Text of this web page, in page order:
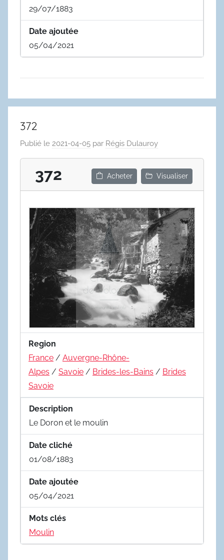
29/07/1883
Date ajoutée
05/04/2021
372
Publié le 2021-04-05 par Régis Dulauroy
372 Acheter Visualiser
Region
France / Auvergne-Rhône-
Alpes / Savoie / Brides-les-Bains / Brides
Savoie
Description
Le Doron et le moulin
Date cliché
01/08/1883
Date ajoutée
05/04/2021
Mots clés
Moulin